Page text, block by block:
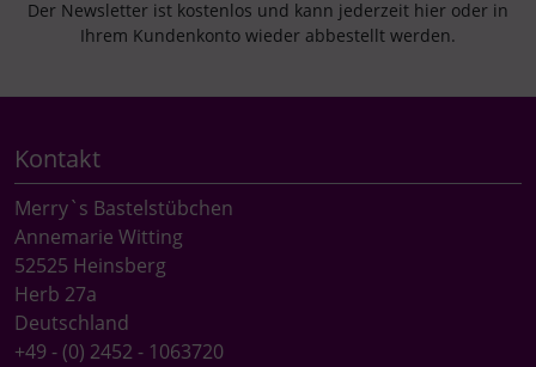
Der Newsletter ist kostenlos und kann jederzeit hier oder in
Ihrem Kundenkonto wieder abbestellt werden.
Kontakt
Merry`s Bastelstübchen
Annemarie Witting
52525 Heinsberg
Herb 27a
Deutschland
+49 - (0) 2452 - 1063720